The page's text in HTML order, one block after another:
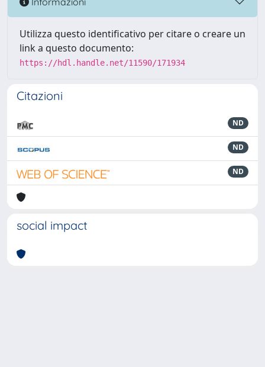
Utilizza questo identificativo per citare o creare un
link a questo documento:
https://hdl.handle.net/11590/171934
Citazioni
ND
ND
ND
social impact